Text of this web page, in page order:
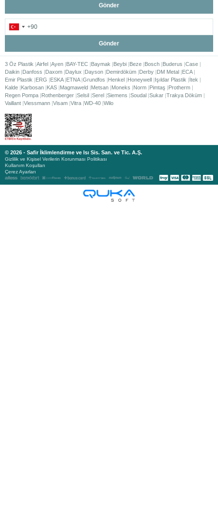
Gönder
Gönder
3 Öz Plastik Airfel Ayen BAY-TEC Baymak Beybi Beze Bosch Buderus Case
Daikin Danfoss Daxom Daylux Dayson Demirdöküm Derby DM Metal ECA
Emir Plastik
ERG ESKA ETNA Grundfos Henkel Honeywell Işıldar Plastik
İtek
Kalde Karbosan KAS Magmaweld Metsan Moneks Norm Pimtaş
Protherm
Regen Pompa Rothenberger Selsil Serel Siemens Soudal Sukar Trakya Döküm
Vaillant Viessmann Visam Vitra WD-40 Wilo
© 2026 - Safir İklimlendirme ve Isı Sis. San. ve Tic. A.Ş.
Gizlilik ve Kişisel Verilerin Korunması Politikası
Kullanım Koşulları
Çerez Ayarları